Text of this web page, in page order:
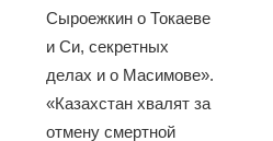
Сыроежкин о Токаеве
и Си, секретных
делах и о Масимове».
«Казахстан хвалят за
отмену смертной